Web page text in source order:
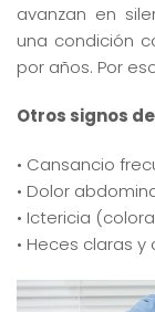
avanzan en
una condición
por años. Por
Otros signos
• Cansancio
• Dolor
• Ictericia
• Heces claras y